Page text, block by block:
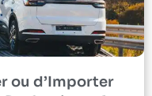
ou d’Importer